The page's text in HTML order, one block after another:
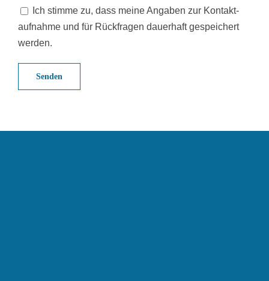
lasse
dieses
Feld
Ich stimme zu, dass meine Angaben zur Kontakt­
auf­nahme und für Rück­fragen dauerhaft gespeichert
werden.